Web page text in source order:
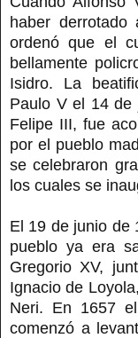
haber
ordenó que el
bellamente
Isidro. La
Paulo V el 14 de
Felipe III, fue
por el pueblo
se celebraron
los cuales se
El 19 de junio de
pueblo ya era
Gregorio XV,
Ignacio de
Neri. En 1657
comenzó a